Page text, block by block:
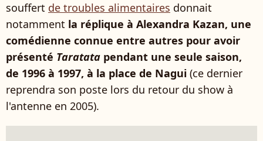
souffert de troubles alimentaires donnait
notamment la réplique à Alexandra Kazan, une
comédienne connue entre autres pour avoir
présenté Taratata pendant une seule saison,
de 1996 à 1997, à la place de Nagui (ce dernier
reprendra son poste lors du retour du show à
l'antenne en 2005).